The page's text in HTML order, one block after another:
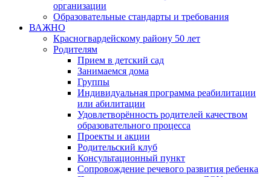
организации
Образовательные стандарты и требования
ВАЖНО
Красногвардейскому району 50 лет
Родителям
Прием в детский сад
Занимаемся дома
Группы
Индивидуальная программа реабилитации
или абилитации
Удовлетворённость родителей качеством
образовательного процесса
Проекты и акции
Родительский клуб
Консультационный пункт
Сопровождение речевого развития ребенка